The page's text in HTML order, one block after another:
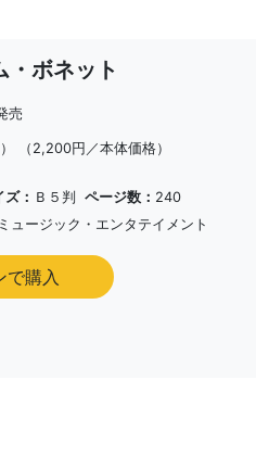
ボネット
売
（2,200円／本体価格）
ズ： Ｂ５判 ページ数： 240
ュージック・エンタテイメント
で購入